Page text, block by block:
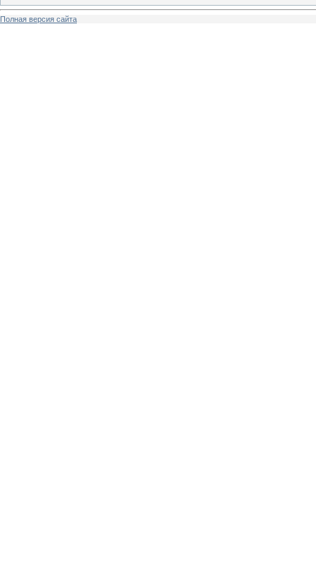
Полная версия сайта